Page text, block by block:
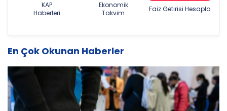
KAP
Haberleri
Ekonomik
Takvim
Faiz Getirisi Hesapla
En Çok Okunan Haberler